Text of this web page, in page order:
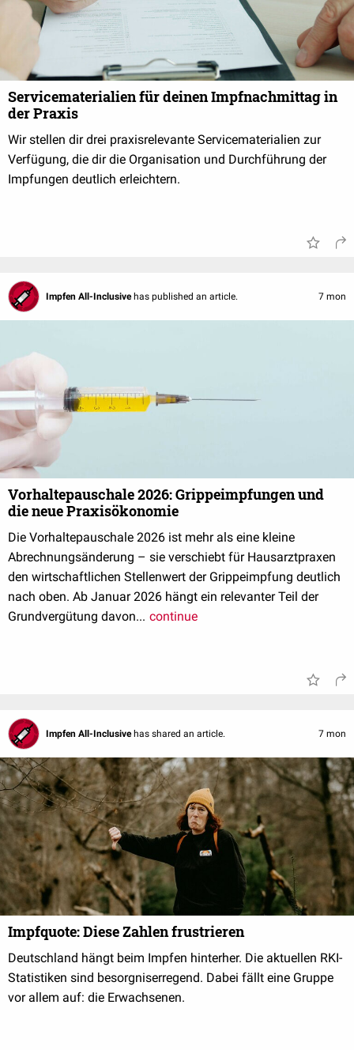
Servicematerialien für deinen Impfnachmittag in
der Praxis
Wir stellen dir drei praxisrelevante Servicematerialien zur
Verfügung, die dir die Organisation und Durchführung der
Impfungen deutlich erleichtern.
Impfen All-Inclusive has published an article. 7 mon
Vorhaltepauschale 2026: Grippeimpfungen und
die neue Praxisökonomie
Die Vorhaltepauschale 2026 ist mehr als eine kleine
Abrechnungsänderung – sie verschiebt für Hausarztpraxen
den wirtschaftlichen Stellenwert der Grippeimpfung deutlich
nach oben. Ab Januar 2026 hängt ein relevanter Teil der
Grundvergütung davon... continue
Impfen All-Inclusive has shared an article. 7 mon
Impfquote: Diese Zahlen frustrieren
Deutschland hängt beim Impfen hinterher. Die aktuellen RKI-
Statistiken sind besorgniserregend. Dabei fällt eine Gruppe
vor allem auf: die Erwachsenen.